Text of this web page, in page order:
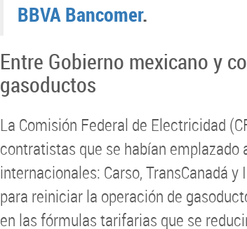
BBVA Bancomer.
Entre Gobierno mexicano y
gasoductos
La Comisión Federal de Electricidad
contratistas que se habían emplazado
internacionales: Carso, TransCanadá
para reiniciar la operación de
en las fórmulas tarifarias que se